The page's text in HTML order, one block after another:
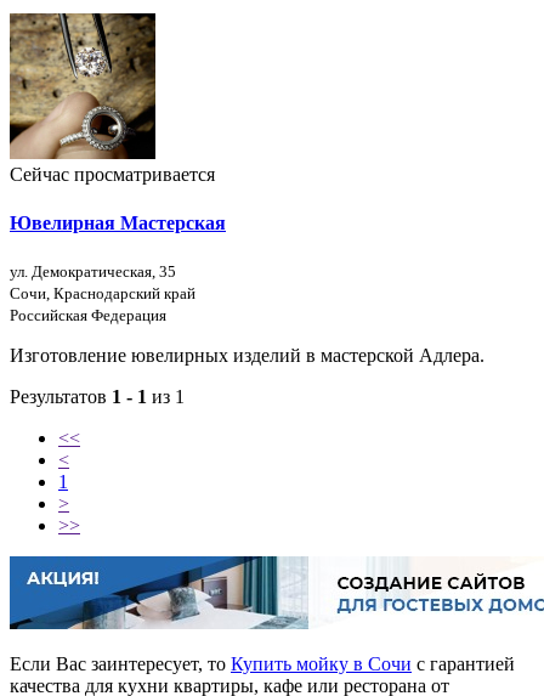
Сейчас просматривается
Ювелирная Мастерская
ул. Демократическая, 35
Сочи, Краснодарский край
Российская Федерация
Изготовление ювелирных изделий в мастерской Адлера.
Результатов 1 - 1 из 1
<<
<
1
>
>>
Если Вас заинтересует, то Купить мойку в Сочи с гарантией
качества для кухни квартиры, кафе или ресторана от